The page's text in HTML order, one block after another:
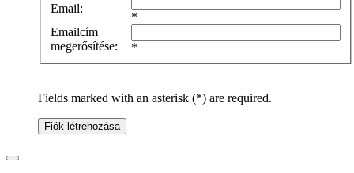
Email:
*
Emailcím
megerősítése:
*
Fields marked with an asterisk (*) are required.
Fiók létrehozása